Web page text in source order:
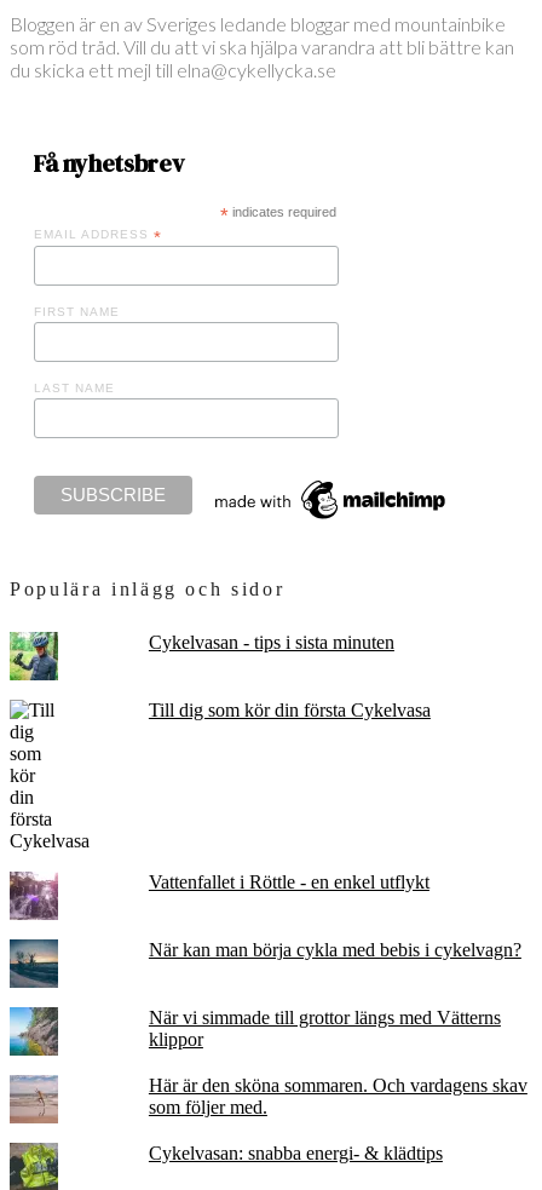
Bloggen är en av Sveriges ledande bloggar med mountainbike
som röd tråd. Vill du att vi ska hjälpa varandra att bli bättre kan
du skicka ett mejl till elna@cykellycka.se
Få nyhetsbrev
*indicates required
EMAIL ADDRESS *
FIRST NAME
LAST NAME
Populära inlägg och sidor
Cykelvasan - tips i sista minuten
Till dig som kör din första Cykelvasa
Vattenfallet i Röttle - en enkel utflykt
När kan man börja cykla med bebis i cykelvagn?
När vi simmade till grottor längs med Vätterns
klippor
Här är den sköna sommaren. Och vardagens skav
som följer med.
Cykelvasan: snabba energi- & klädtips